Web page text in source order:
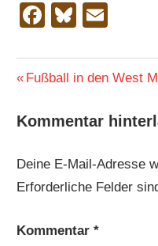
Facebook
Bluesky
Vorheriger
Fußball in den West
Kommentar
Deine E-Mail-Adresse
Erforderliche Felder
Kommentar*